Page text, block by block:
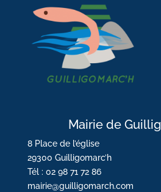
Mairie de
8 Place de l’église
29300 Guilligomarc’h
Tél : 02 98 71 72 86
mairie@guilligomarch.com